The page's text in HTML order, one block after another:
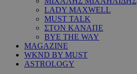
LADY MAXWELL
MUST TALK
ΣΤΟΝ ΚΑΝΑΠΕ
BYE THE WAY
MAGAZINE
WKND BY MUST
ASTROLOGY